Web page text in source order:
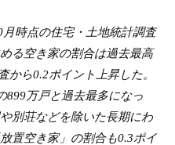
時点の住宅・土地統計調査
る空き家の割合は過去最高
から0.2ポイント上昇した。
899万戸と過去最多になっ
別荘などを除いた長期にわ
置空き家」の割合も0.3ポイ